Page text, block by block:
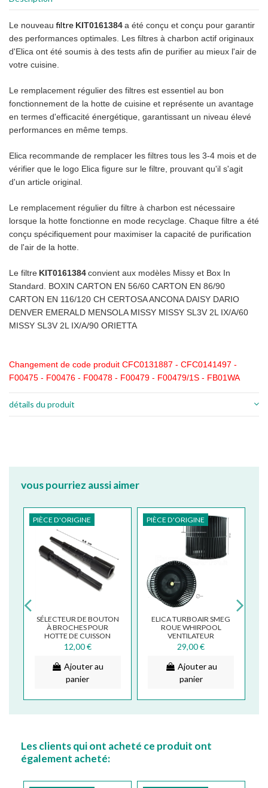
Le nouveau filtre KIT0161384a été conçu et conçu pour garantir
des performances optimales. Les filtres à charbon actif originaux
d'Elica ont été soumis à des tests afin de purifier au mieux l'air de
votre cuisine.
Le remplacement régulier des filtres est essentiel au bon
fonctionnement de la hotte de cuisine et représente un avantage
en termes d'efficacité énergétique, garantissant un niveau élevé
performances en même temps.
Elica recommande de remplacer les filtres tous les 3-4 mois et de
vérifier que le logo Elica figure sur le filtre, prouvant qu'il s'agit
d'un article original.
Le remplacement régulier du filtre à charbon est nécessaire
lorsque la hotte fonctionne en mode recyclage. Chaque filtre a été
conçu spécifiquement pour maximiser la capacité de purification
de l'air de la hotte.
Le filtre KIT0161384convient aux modèles Missy et Box In
Standard. BOXIN CARTON EN 56/60 CARTON EN 86/90
CARTON EN 116/120 CH CERTOSA ANCONA DAISY DARIO
DENVER EMERALD MENSOLA MISSY MISSY SL3V 2L IX/A/60
MISSY SL3V 2L IX/A/90 ORIETTA
Changement de code produit CFC0131887 - CFC0141497 -
F00475 - F00476 - F00478 - F00479 - F00479/1S - FB01WA
détails du produit
vous pourriez aussi aimer
PIÈCE D'ORIGINE
SÉLECTEUR DE BOUTON
À BROCHES POUR
HOTTE DE CUISSON
ELICA BOX EN
PRN0093036B
12,00 €
Ajouter au
panier
PIÈCE D'ORIGINE
ELICA TURBOAIR SMEG
ROUE WHIRPOOL
VENTILATEUR
WHIRPOOL DIAMÈTRE 15
CM PIÈCE DE
RECHANGE...
29,00 €
Ajouter au
panier
Les clients qui ont acheté ce produit ont
également acheté: